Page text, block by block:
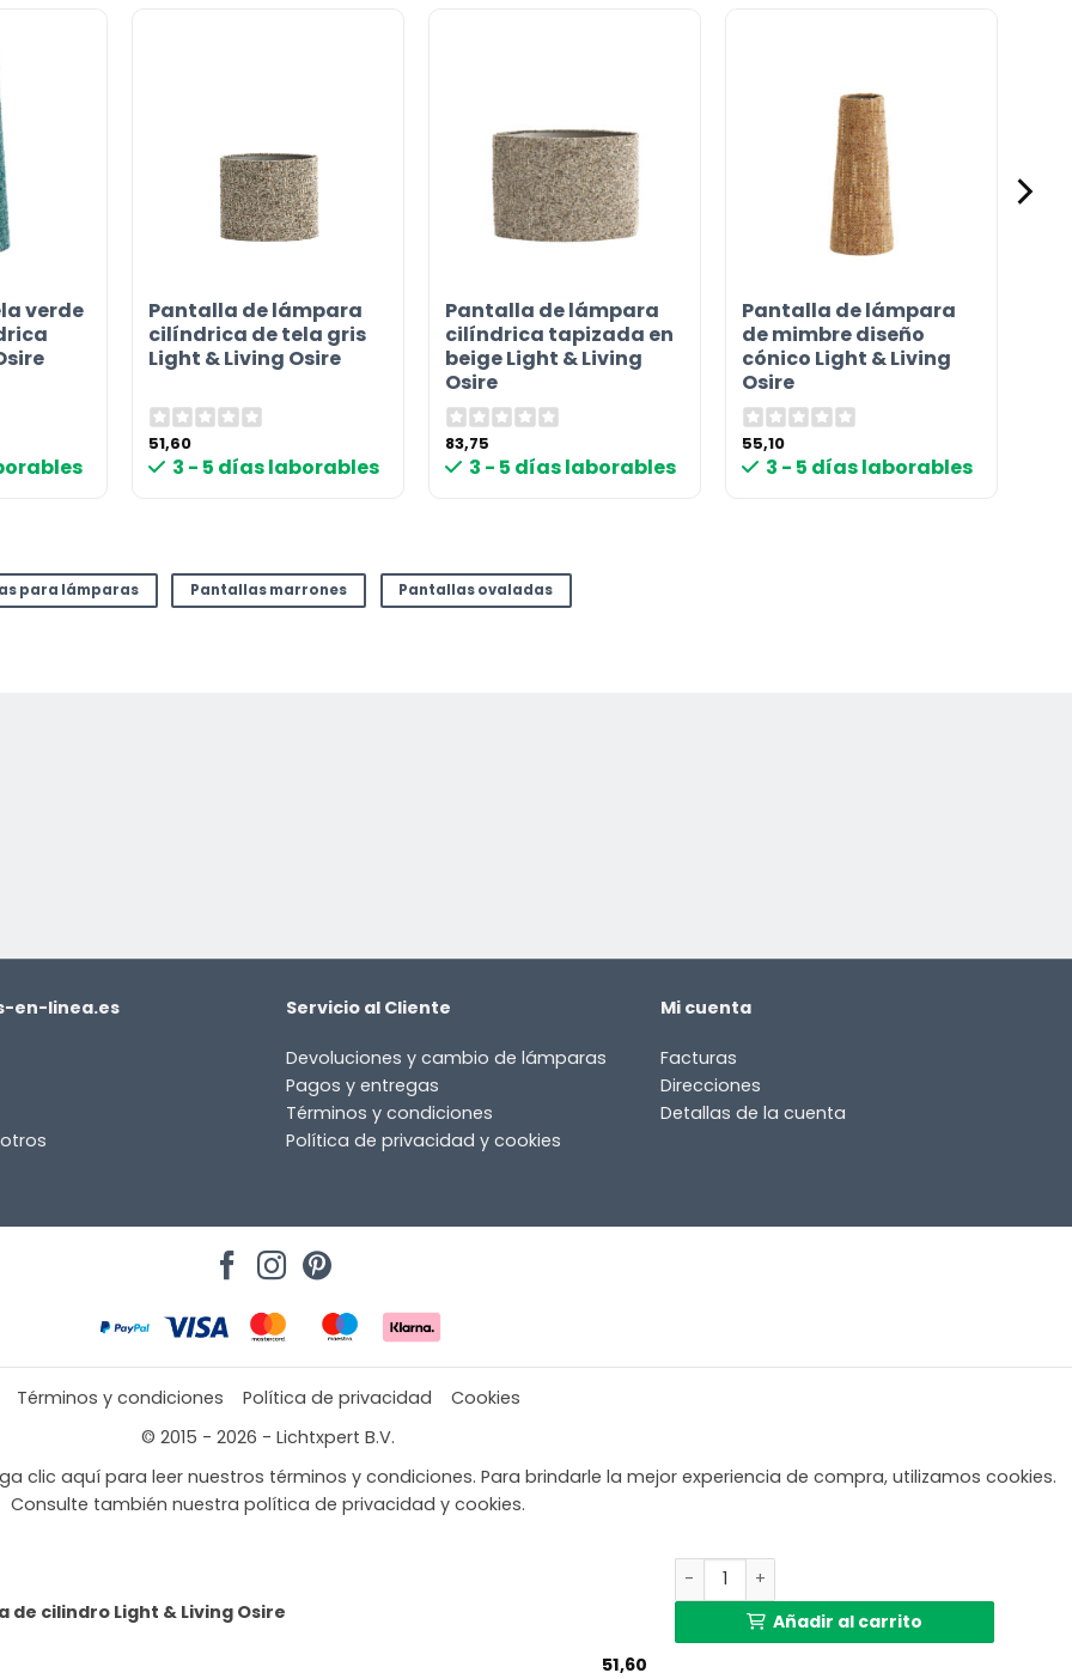
verde
Pantalla de lámpara
cilíndrica de tela gris
Light & Living Osire
51,60
3 - 5 días laborables
Pantalla de lámpara
cilíndrica tapizada en
beige Light & Living
Osire
83,75
3 - 5 días laborables
Pantalla de lámpara
de mimbre diseño
cónico Light & Living
Osire
55,10
3 - 5 días laborables
para lámparas Pantallas marrones Pantallas ovaladas
en-linea.es Servicio al Cliente
Devoluciones y cambio de lámparas
Pagos y entregas
Términos y condiciones
Política de privacidad y cookies
Mi cuenta
Facturas
Direcciones
Detallas de la cuenta
Términos y condiciones Política de privacidad
Cookies
© 2015 - 2026 - Lichtxpert B.V.
clic aquí para leer nuestros términos y condiciones. Para brindarle la mejor experiencia de compra, utilizamos cookies.
Consulte también nuestra política de privacidad y cookies.
cilindro Light & Living Osire
51,60
Pantalla de lámpara de caña en forma de
Añadir al carrito